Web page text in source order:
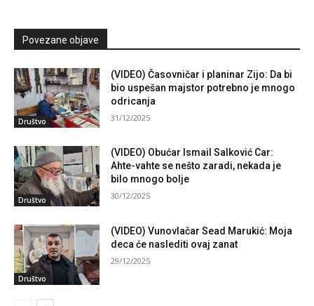
Povezane objave
Društvo
(VIDEO) Časovničar i planinar Zijo: Da bi
bio uspešan majstor potrebno je mnogo
odricanja
31/12/2025
Društvo
(VIDEO) Obućar Ismail Salković Car:
Ahte-vahte se nešto zaradi, nekada je
bilo mnogo bolje
30/12/2025
Društvo
(VIDEO) Vunovlačar Sead Marukić: Moja
deca će naslediti ovaj zanat
29/12/2025